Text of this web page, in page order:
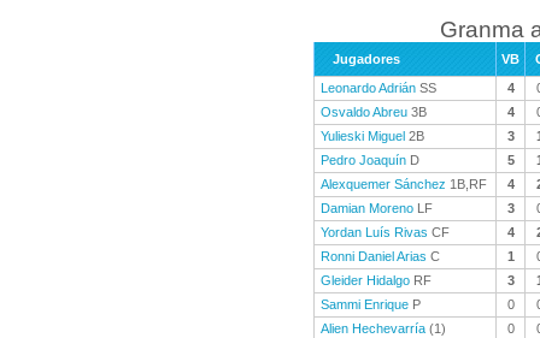
Granma
Jugadores VB
Leonardo Adrián SS 4
Osvaldo Abreu 3B 4
Yulieski Miguel 2B 3
Pedro Joaquín D 5
Alexquemer Sánchez 1B,RF 4
Damian Moreno LF 3
Yordan Luís Rivas CF 4
Ronni Daniel Arias C 1
Gleider Hidalgo RF 3
Sammi Enrique P 0
Alien Hechevarría (1) 0